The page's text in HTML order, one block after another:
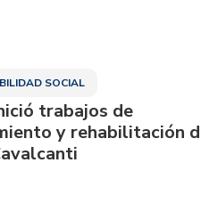
SOCIAL
trabajos de
y rehabilitación